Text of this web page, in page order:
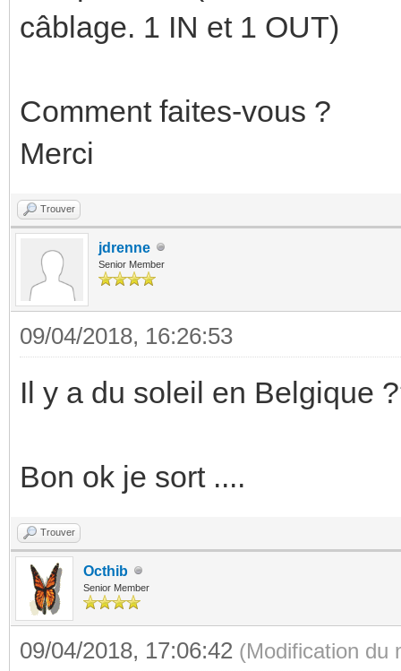
câblage. 1 IN et 1 OUT)
Comment faites-vous ?
Merci
Trouver
jdrenne
Senior Member
09/04/2018, 16:26:53
Il y a du soleil en Belgique
Bon ok je sort ....
Trouver
Octhib
Senior Member
09/04/2018, 17:06:42 (Modification du